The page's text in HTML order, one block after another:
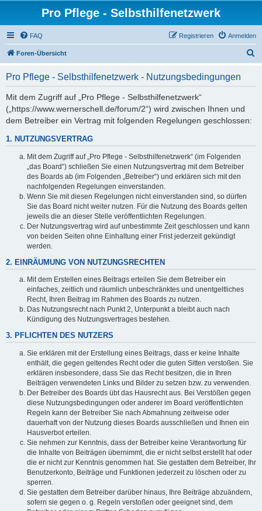
Pro Pflege - Selbsthilfenetzwerk
FAQ Anmelden
Registrieren
Foren-Übersicht
Pro Pflege - Selbsthilfenetzwerk - Nutzungsbedingungen
Mit dem Zugriff auf „Pro Pflege - Selbsthilfenetzwerk“
(„https://www.wernerschell.de/forum/2“) wird zwischen Ihnen und
dem Betreiber ein Vertrag mit folgenden Regelungen geschlossen:
1. NUTZUNGSVERTRAG
Mit dem Zugriff auf „Pro Pflege - Selbsthilfenetzwerk“ (im Folgenden
„das Board“) schließen Sie einen Nutzungsvertrag mit dem Betreiber
des Boards ab (im Folgenden „Betreiber“) und erklären sich mit den
nachfolgenden Regelungen einverstanden.
Wenn Sie mit diesen Regelungen nicht einverstanden sind, so dürfen
Sie das Board nicht weiter nutzen. Für die Nutzung des Boards gelten
jeweils die an dieser Stelle veröffentlichten Regelungen.
Der Nutzungsvertrag wird auf unbestimmte Zeit geschlossen und kann
von beiden Seiten ohne Einhaltung einer Frist jederzeit gekündigt
werden.
2. EINRÄUMUNG VON NUTZUNGSRECHTEN
Mit dem Erstellen eines Beitrags erteilen Sie dem Betreiber ein
einfaches, zeitlich und räumlich unbeschränktes und unentgeltliches
Recht, Ihren Beitrag im Rahmen des Boards zu nutzen.
Das Nutzungsrecht nach Punkt 2, Unterpunkt a bleibt auch nach
Kündigung des Nutzungsvertrages bestehen.
3. PFLICHTEN DES NUTZERS
Sie erklären mit der Erstellung eines Beitrags, dass er keine Inhalte
enthält, die gegen geltendes Recht oder die guten Sitten verstoßen. Sie
erklären insbesondere, dass Sie das Recht besitzen, die in Ihren
Beiträgen verwendeten Links und Bilder zu setzen bzw. zu verwenden.
Der Betreiber des Boards übt das Hausrecht aus. Bei Verstößen gegen
diese Nutzungsbedingungen oder anderer im Board veröffentlichten
Regeln kann der Betreiber Sie nach Abmahnung zeitweise oder
dauerhaft von der Nutzung dieses Boards ausschließen und Ihnen ein
Hausverbot erteilen.
Sie nehmen zur Kenntnis, dass der Betreiber keine Verantwortung für
die Inhalte von Beiträgen übernimmt, die er nicht selbst erstellt hat oder
die er nicht zur Kenntnis genommen hat. Sie gestatten dem Betreiber, Ihr
Benutzerkonto, Beiträge und Funktionen jederzeit zu löschen oder zu
sperren.
Sie gestatten dem Betreiber darüber hinaus, Ihre Beiträge abzuändern,
sofern sie gegen o. g. Regeln verstoßen oder geeignet sind, dem